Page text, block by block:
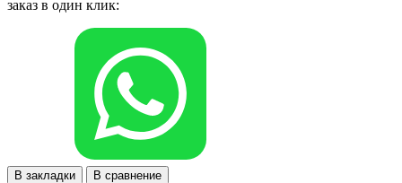
заказ в один клик:
В закладки В сравнение